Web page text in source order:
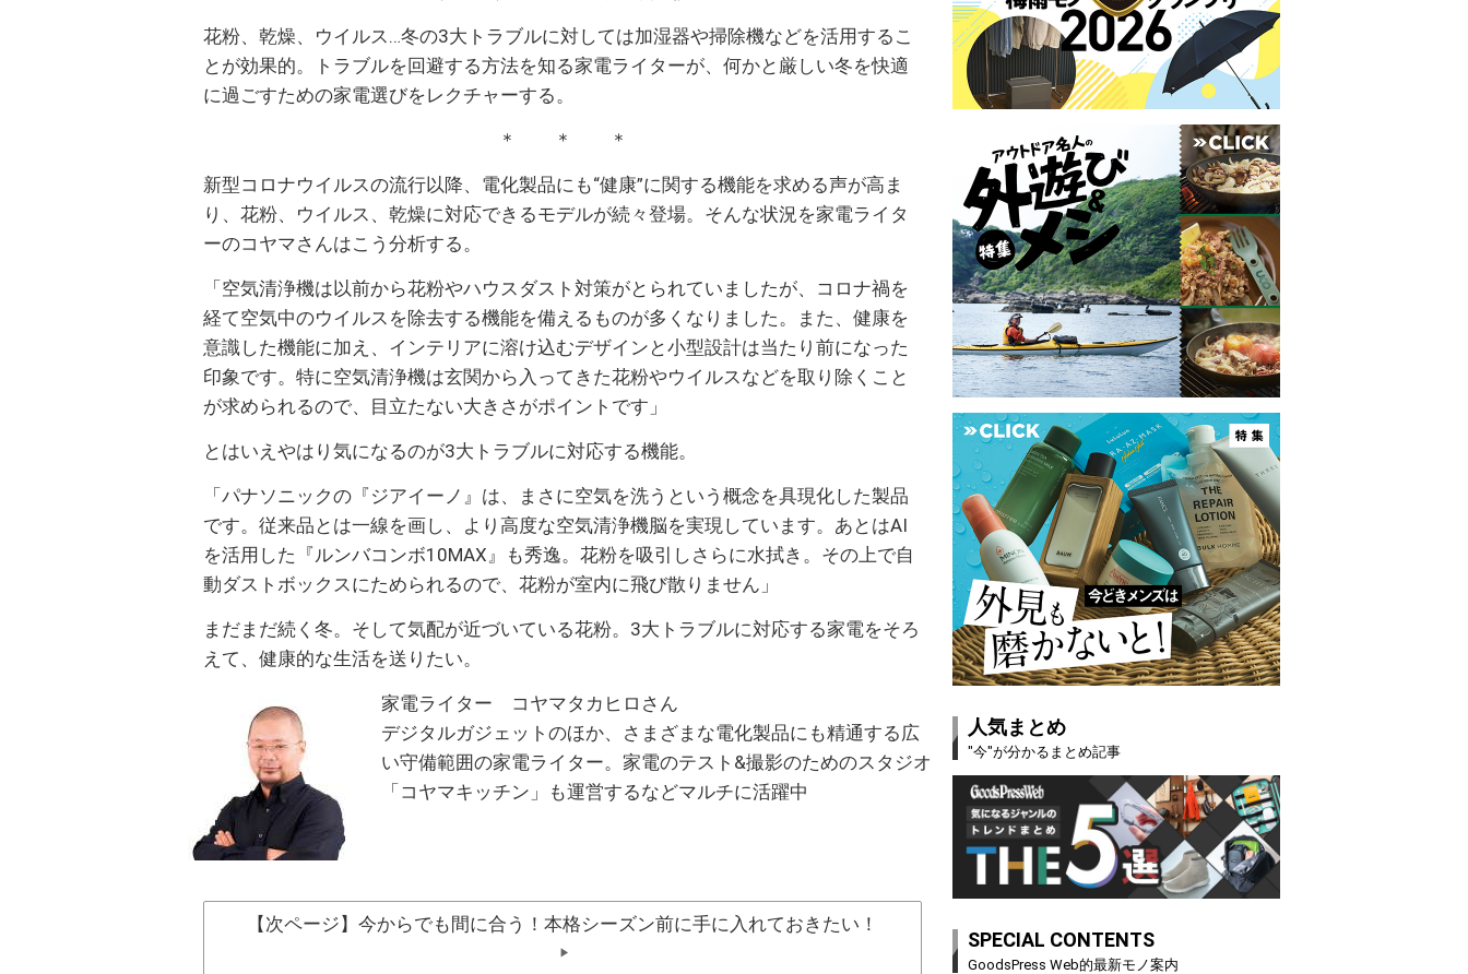
花粉、乾燥、ウイルス…冬の3大トラブルに対しては加湿器や掃除機などを活用するこ
とが効果的。トラブルを回避する方法を知る家電ライターが、何かと厳しい冬を快適
に過ごすための家電選びをレクチャーする。
＊ ＊ ＊
新型コロナウイルスの流行以降、電化製品にも“健康”に関する機能を求める声が高ま
り、花粉、ウイルス、乾燥に対応できるモデルが続々登場。そんな状況を家電ライタ
ーのコヤマさんはこう分析する。
「空気清浄機は以前から花粉やハウスダスト対策がとられていましたが、コロナ禍を
経て空気中のウイルスを除去する機能を備えるものが多くなりました。また、健康を
意識した機能に加え、インテリアに溶け込むデザインと小型設計は当たり前になった
印象です。特に空気清浄機は玄関から入ってきた花粉やウイルスなどを取り除くこと
が求められるので、目立たない大きさがポイントです」
とはいえやはり気になるのが3大トラブルに対応する機能。
「パナソニックの『ジアイーノ』は、まさに空気を洗うという概念を具現化した製品
です。従来品とは一線を画し、より高度な空気清浄機脳を実現しています。あとはAI
を活用した『ルンバコンボ10MAX』も秀逸。花粉を吸引しさらに水拭き。その上で自
動ダストボックスにためられるので、花粉が室内に飛び散りません」
まだまだ続く冬。そして気配が近づいている花粉。3大トラブルに対応する家電をそろ
えて、健康的な生活を送りたい。
家電ライター コヤマタカヒロさん
デジタルガジェットのほか、さまざまな電化製品にも精通する広
い守備範囲の家電ライター。家電のテスト&撮影のためのスタジオ
「コヤマキッチン」も運営するなどマルチに活躍中
【次ページ】今からでも間に合う！本格シーズン前に手に入れておきたい！
▶
人気まとめ
"今"が分かるまとめ記事
SPECIAL CONTENTS
GoodsPress Web的最新モノ案内